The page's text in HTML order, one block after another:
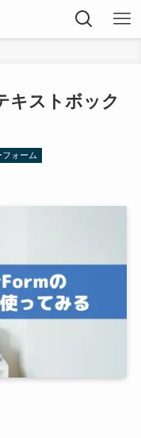
キストボック
フォーム